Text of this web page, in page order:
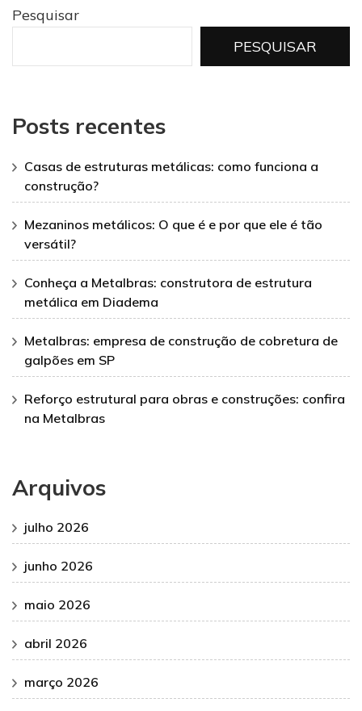
Pesquisar
PESQUISAR
Posts recentes
Casas de estruturas metálicas: como funciona a
construção?
Mezaninos metálicos: O que é e por que ele é tão
versátil?
Conheça a Metalbras: construtora de estrutura
metálica em Diadema
Metalbras: empresa de construção de cobretura de
galpões em SP
Reforço estrutural para obras e construções: confira
na Metalbras
Arquivos
julho 2026
junho 2026
maio 2026
abril 2026
março 2026